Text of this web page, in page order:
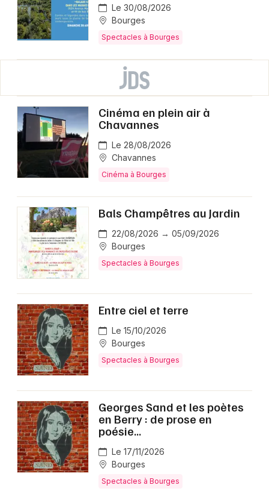
Le 30/08/2026
Bourges
Spectacles à Bourges
Cinéma en plein air à
Chavannes
Le 28/08/2026
Chavannes
Cinéma à Bourges
Bals Champêtres au Jardin
22/08/2026 → 05/09/2026
Bourges
Spectacles à Bourges
Entre ciel et terre
Le 15/10/2026
Bourges
Spectacles à Bourges
Georges Sand et les poètes
en Berry : de prose en
poésie...
Le 17/11/2026
Bourges
Spectacles à Bourges